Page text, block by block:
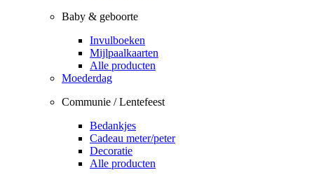
Baby & geboorte
Invulboeken
Mijlpaalkaarten
Alle producten
Moederdag
Communie / Lentefeest
Bedankjes
Cadeau meter/peter
Decoratie
Alle producten